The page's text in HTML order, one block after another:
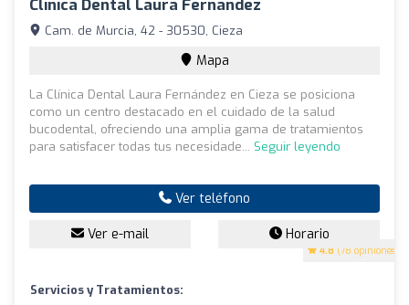
Clinica Dental Laura Fernández
4.8 (78 opiniones)
Cam. de Murcia, 42 - 30530, Cieza
Mapa
La Clínica Dental Laura Fernández en Cieza se posiciona
como un centro destacado en el cuidado de la salud
bucodental, ofreciendo una amplia gama de tratamientos
para satisfacer todas tus necesidade... Seguir leyendo
Ver teléfono
Ver e-mail Horario
Servicios y Tratamientos: